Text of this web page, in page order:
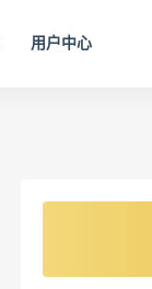
用户中心